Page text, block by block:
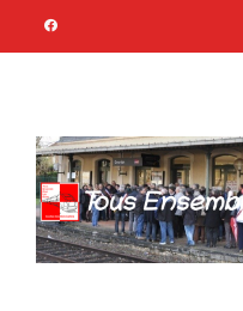
TOUS
POUR
Association Citoyenne